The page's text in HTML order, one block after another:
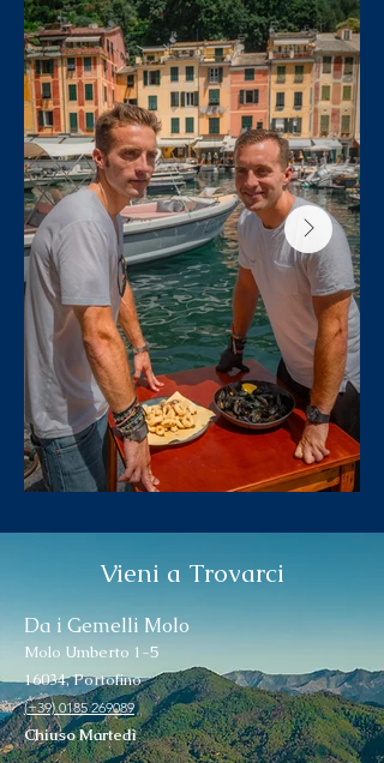
Vieni a Trovarci
Da i Gemelli Molo
Molo Umberto 1-5
16034, Portofino
(+39) 0185 269089
Chiuso Martedì